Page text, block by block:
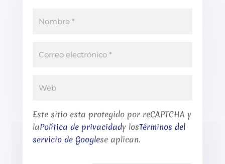
Este sitio esta protegido por reCAPTCHA y
laPolítica de privacidady losTérminos del
servicio de Googlese aplican.